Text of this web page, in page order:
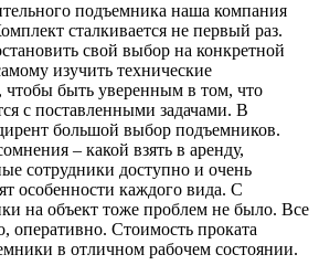
подъемника наша компания
сталкивается не первый раз.
свой выбор на конкретной
изучить технические
чтобы быть уверенным в том, что
с поставленными задачами. В
большой выбор подъемников.
– какой взять в аренду,
сотрудники доступно и очень
особенности каждого вида. С
на объект тоже проблем не было. Все
оперативно. Стоимость проката
в отличном рабочем состоянии.